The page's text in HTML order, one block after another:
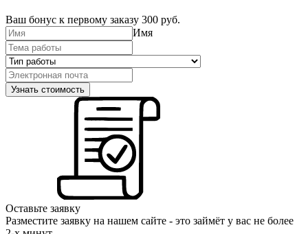
Ваш бонус к первому заказу 300 руб.
Имя
Оставьте заявку
Разместите заявку на нашем сайте - это займёт у вас не более